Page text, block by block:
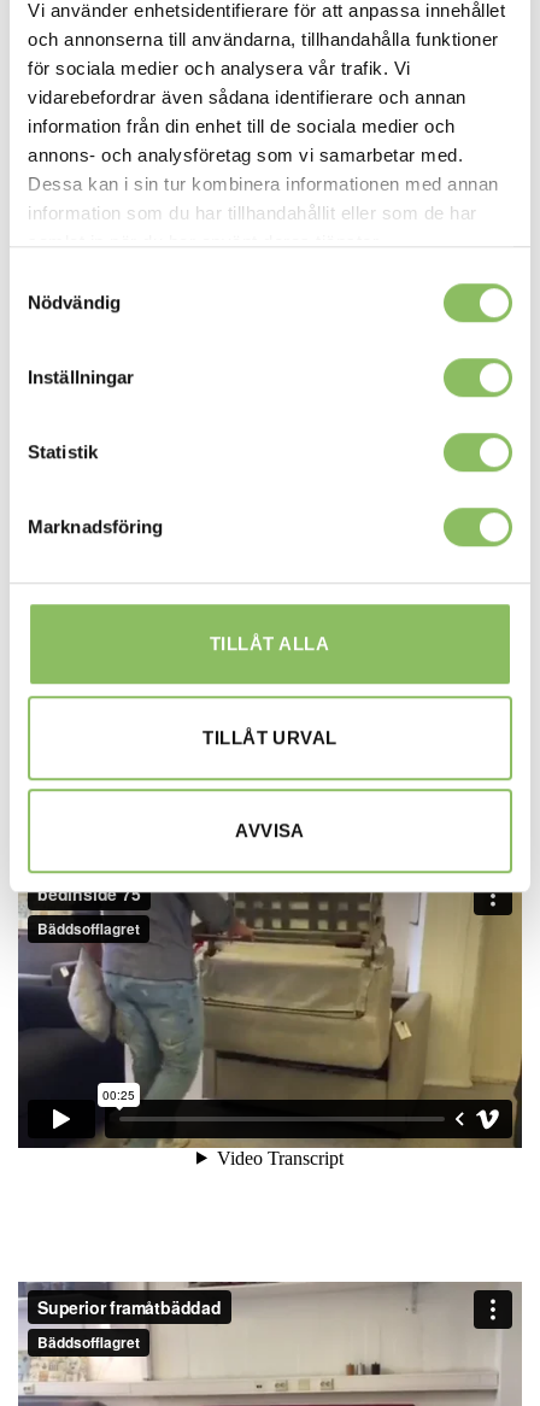
Vi använder enhetsidentifierare för att anpassa innehållet
och annonserna till användarna, tillhandahålla funktioner
för sociala medier och analysera vår trafik. Vi
vidarebefordrar även sådana identifierare och annan
information från din enhet till de sociala medier och
annons- och analysföretag som vi samarbetar med.
Dessa kan i sin tur kombinera informationen med annan
information som du har tillhandahållit eller som de har
samlat in när du har använt deras tjänster.
Nödvändig
Inställningar
Statistik
Marknadsföring
TILLÅT ALLA
TILLÅT URVAL
AVVISA